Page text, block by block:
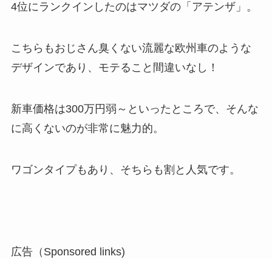
4位にランクインしたのはマツダの「アテンザ」。
こちらもおじさん臭くない流麗な欧州車のような
デザインであり、モテること間違いなし！
新車価格は300万円弱～といったところで、そんな
に高くないのが非常に魅力的。
ワゴンタイプもあり、そちらも割と人気です。
広告（Sponsored links)